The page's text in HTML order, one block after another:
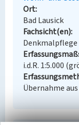
Ort
Bad Lausick
Fachsicht(en)
Denkmalpflege
i.d.R. 1:5.000
Übernahme